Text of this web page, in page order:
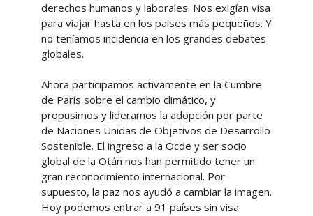
derechos humanos y laborales. Nos exigían visa
para viajar hasta en los países más pequeños. Y
no teníamos incidencia en los grandes debates
globales.
Ahora participamos activamente en la Cumbre
de París sobre el cambio climático, y
propusimos y lideramos la adopción por parte
de Naciones Unidas de Objetivos de Desarrollo
Sostenible. El ingreso a la Ocde y ser socio
global de la Otán nos han permitido tener un
gran reconocimiento internacional. Por
supuesto, la paz nos ayudó a cambiar la imagen.
Hoy podemos entrar a 91 países sin visa.